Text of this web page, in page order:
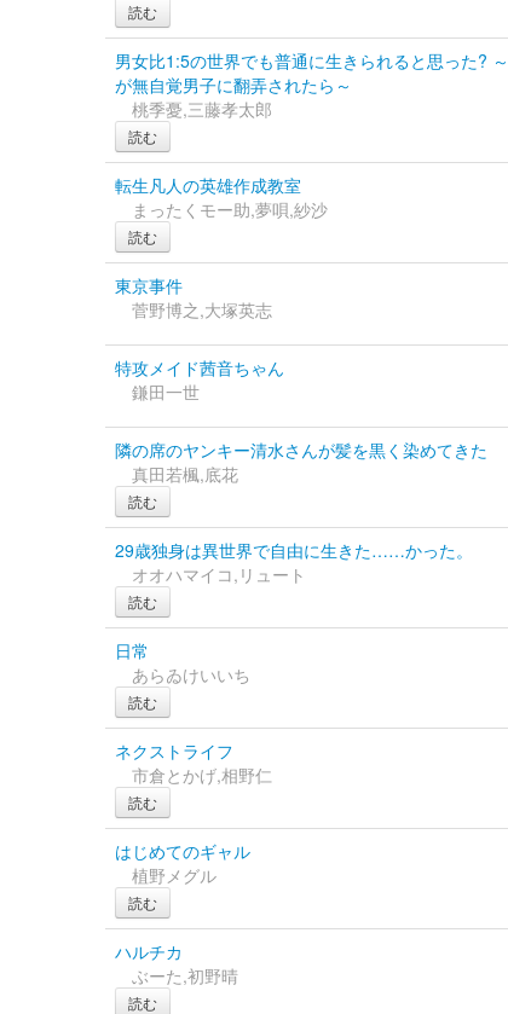
読む
男女比1:5の世界でも普通に生きられると思った?
が無自覚男子に翻弄されたら～
桃季憂,三藤孝太郎
読む
転生凡人の英雄作成教室
まったくモー助,夢唄,紗沙
読む
東京事件
菅野博之,大塚英志
特攻メイド茜音ちゃん
鎌田一世
隣の席のヤンキー清水さんが髪を黒く染めてきた
真田若楓,底花
読む
29歳独身は異世界で自由に生きた……かった。
オオハマイコ,リュート
読む
日常
あらゐけいいち
読む
ネクストライフ
市倉とかげ,相野仁
読む
はじめてのギャル
植野メグル
読む
ハルチカ
ぶーた,初野晴
読む